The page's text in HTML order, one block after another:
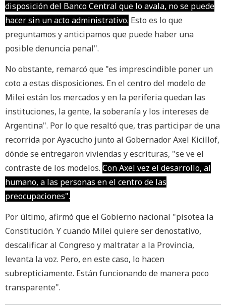
disposición del Banco Central que lo avala, no se puede
hacer sin un acto administrativo. Esto es lo que
preguntamos y anticipamos que puede haber una
posible denuncia penal".
No obstante, remarcó que "es imprescindible poner un
coto a estas disposiciones. En el centro del modelo de
Milei están los mercados y en la periferia quedan las
instituciones, la gente, la soberanía y los intereses de
Argentina". Por lo que resaltó que, tras participar de una
recorrida por Ayacucho junto al Gobernador Axel Kicillof,
dónde se entregaron viviendas y escrituras, "se ve el
contraste de los modelos. Con Axel vez el desarrollo, al
humano, a las personas en el centro de las
preocupaciones".
Por último, afirmó que el Gobierno nacional "pisotea la
Constitución. Y cuando Milei quiere ser denostativo,
descalificar al Congreso y maltratar a la Provincia,
levanta la voz. Pero, en este caso, lo hacen
subrepticiamente. Están funcionando de manera poco
transparente".